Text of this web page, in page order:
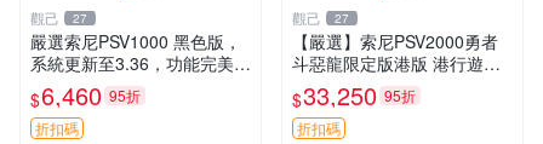
觀己 27
嚴選索尼PSV1000 黑色版，
系統更新至3.36，功能完美屏
幕清晰，附贈原裝充電線。全
新未拆封，內存卡另售。 PS
V1000 PSV 紅包版
$6,460 95折
折扣碼
觀己 27
【嚴選】索尼PSV2000勇者
斗惡龍限定版港版 港行遊戲
機 盒包未拆 全新耳塞未開封
收藏佳品 PSV2000 勇者鬥惡
龍 盒包
$33,250 95折
折扣碼